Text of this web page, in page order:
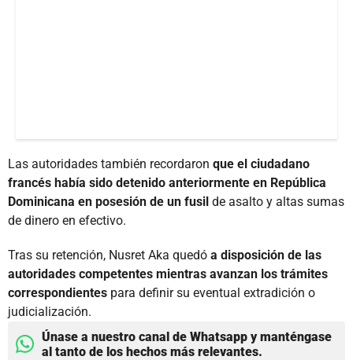
Las autoridades también recordaron que el ciudadano
francés había sido detenido anteriormente en República
Dominicana en posesión de un fusil de asalto y altas sumas
de dinero en efectivo.
Tras su retención, Nusret Aka quedó a disposición de las
autoridades competentes mientras avanzan los trámites
correspondientes para definir su eventual extradición o
judicialización.
Únase a nuestro canal de Whatsapp y manténgase
al tanto de los hechos más relevantes.